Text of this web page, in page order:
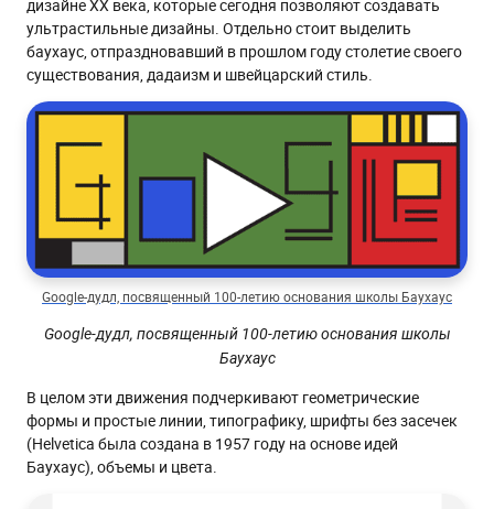
дизайне XX века, которые сегодня позволяют создавать
ультрастильные дизайны. Отдельно стоит выделить
баухаус, отпраздновавший в прошлом году столетие своего
существования, дадаизм и швейцарский стиль.
Google-дудл, посвященный 100-летию основания школы Баухаус
Google-дудл, посвященный 100-летию основания школы
Баухаус
В целом эти движения подчеркивают геометрические
формы и простые линии, типографику, шрифты без засечек
(Helvetica была создана в 1957 году на основе идей
Баухаус), объемы и цвета.